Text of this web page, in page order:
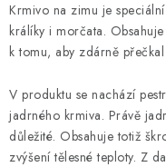
HODNOCENÍ
OBCHODNÍ PODMÍNKY
KONTAKTY
Krmivo na zimu je
králíky i morčata.
k tomu, aby zdárně
V produktu se nachází
jadrného krmiva. Právě
důležité. Obsahuje totiž
zvýšení tělesné teploty. Z